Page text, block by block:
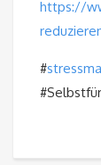
https://
#